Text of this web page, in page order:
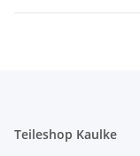
Teileshop Kaulke